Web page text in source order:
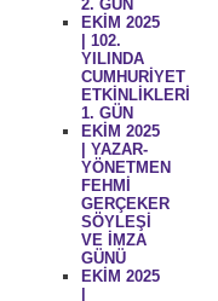
2. GÜN
EKİM 2025
| 102.
YILINDA
CUMHURİYET
ETKİNLİKLERİ
1. GÜN
EKİM 2025
| YAZAR-
YÖNETMEN
FEHMİ
GERÇEKER
SÖYLEŞİ
VE İMZA
GÜNÜ
EKİM 2025